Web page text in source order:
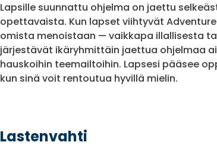
Lapsille suunnattu ohjelma on jaettu
opettavaista. Kun lapset viihtyvät
omista menoistaan — vaikkapa illallisesta
järjestävät ikäryhmittäin jaettua ohjelmaa
hauskoihin teemailtoihin. Lapsesi pääsee
kun sinä voit rentoutua hyvillä mielin.
Lastenvahti